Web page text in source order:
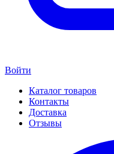
Войти
Каталог товаров
Контакты
Доставка
Отзывы